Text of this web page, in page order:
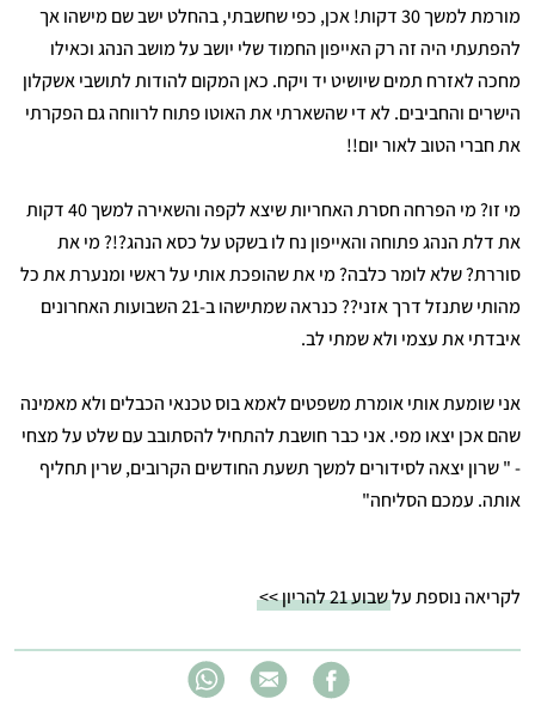
מורמת למשך 30 דקות! אכן, כפי שחשבתי, בהחלט ישב שם מישהו אך
להפתעתי היה זה רק האייפון החמוד שלי יושב על מושב הנהג וכאילו
מחכה לאזרח תמים שיושיט יד ויקח. כאן המקום להודות לתושבי אשקלון
הישרים והחביבים. לא די שהשארתי את האוטו פתוח לרווחה גם הפקרתי
את חברי הטוב לאור יום!!
מי זו? מי הפרחה חסרת האחריות שיצא לקפה והשאירה למשך 40 דקות
את דלת הנהג פתוחה והאייפון נח לו בשקט על כסא הנהג?!? מי את
סוררת? שלא לומר כלבה? מי את שהופכת אותי על ראשי ומנערת את כל
מהותי שתנזל דרך אזני?? כנראה שמתישהו ב-21 השבועות האחרונים
איבדתי את עצמי ולא שמתי לב.
אני שומעת אותי אומרת משפטים לאמא בוס טכנאי הכבלים ולא מאמינה
שהם אכן יצאו מפי. אני כבר חושבת להתחיל להסתובב עם שלט על מצחי
- " שרון יצאה לסידורים למשך תשעת החודשים הקרובים, שרין תחליף
אותה. עמכם הסליחה"
לקריאה נוספת עלשבוע 21 להריון >>